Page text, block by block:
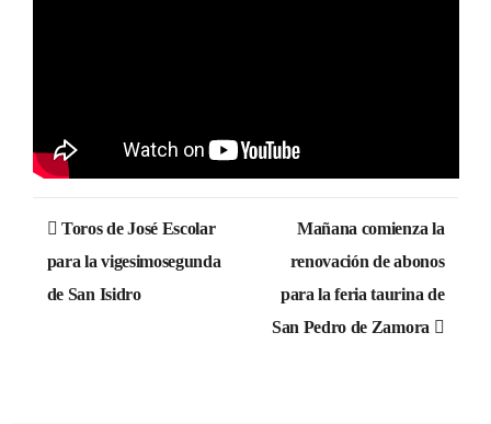
Navegación
de
entradas
Toros de José Escolar
para la vigesimosegunda
de San Isidro
Mañana comienza la
renovación de abonos
para la feria taurina de
San Pedro de Zamora